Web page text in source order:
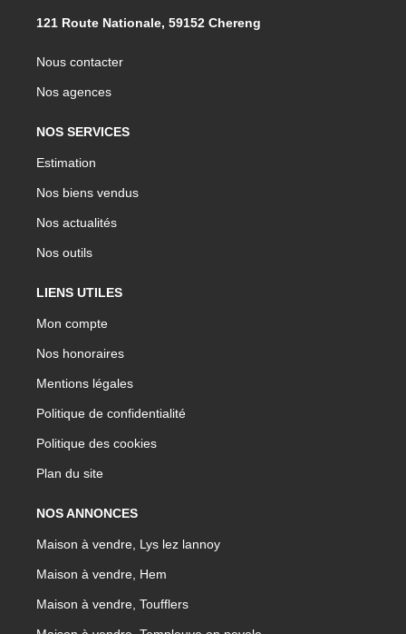
121 Route Nationale, 59152 Chereng
Nous contacter
Nos agences
NOS SERVICES
Estimation
Nos biens vendus
Nos actualités
Nos outils
LIENS UTILES
Mon compte
Nos honoraires
Mentions légales
Politique de confidentialité
Politique des cookies
Plan du site
NOS ANNONCES
Maison à vendre, Lys lez lannoy
Maison à vendre, Hem
Maison à vendre, Toufflers